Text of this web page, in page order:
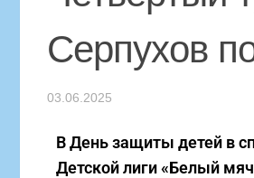
Серпухов
03.06.2025
В День защиты детей в
Детской лиги «Белый